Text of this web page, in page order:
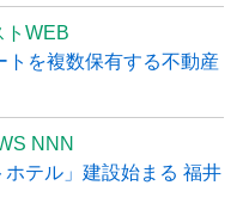
トWEB
トを複数保有する不動産
NNN
テル」建設始まる 福井